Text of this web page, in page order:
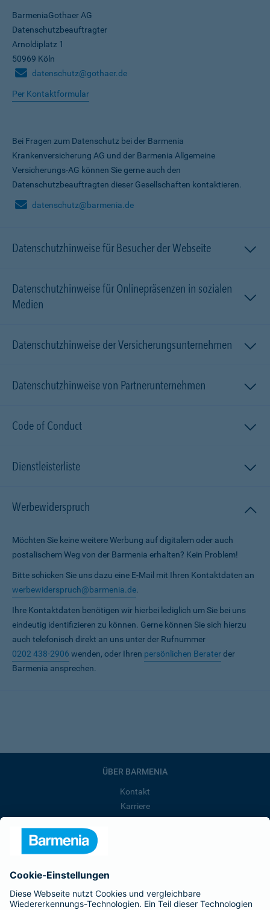
BarmeniaGothaer AG
Datenschutzbeauftragter
Arnoldiplatz 1
50969 Köln
datenschutz@gothaer.de
Per Kontaktformular
Bei Fragen zum Datenschutz bei der Barmenia
Krankenversicherung AG und der Barmenia Allgemeine
Versicherungs-AG können Sie gerne auch den
Datenschutzbeauftragten dieser Gesellschaften kontaktieren.
datenschutz@barmenia.de
Datenschutzhinweise für Besucher der Webseite
Datenschutzhinweise für Onlinepräsenzen in sozialen
Medien
Datenschutzhinweise der Versicherungsunternehmen
Datenschutzhinweise von Partnerunternehmen
Code of Conduct
Dienstleisterliste
Werbewiderspruch
Möchten Sie keine weitere Werbung auf digitalem oder auch
postalischem Weg von der Barmenia erhalten? Kein Problem!
Bitte schicken Sie uns dazu eine E-Mail mit Ihren Kontaktdaten an
werbewiderspruch@barmenia.de.
Ihre Kontaktdaten benötigen wir hierbei lediglich um Sie bei uns
eindeutig identifizieren zu können. Gerne können Sie sich hierzu
auch telefonisch direkt an uns unter der Rufnummer
0202 438-2906 wenden, oder Ihren persönlichen Beraterder
Barmenia ansprechen.
ÜBER BARMENIA
Kontakt
Karriere
Barmenia ist Teil der BarmeniaGothaer
BELIEBTE SEITEN